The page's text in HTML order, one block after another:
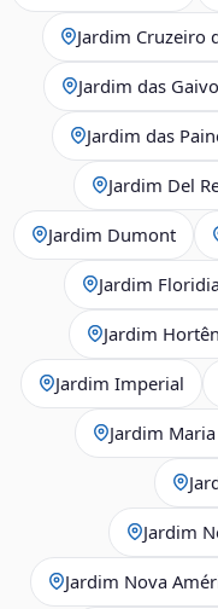
Jardim Cruzeiro
Jardim das
Jardim das
Jardim Del
Jardim Dumont
Jardim
Jardim
Jardim Imperial
Jardim
Jardim
Jardim Nova